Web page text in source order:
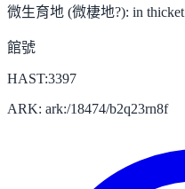
微生育地 (微棲地?): in thicket
館號
HAST:3397
ARK: ark:/18474/b2q23rn8f